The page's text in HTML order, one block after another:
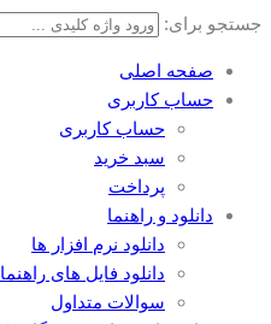
جستجو برای:
صفحه اصلی
حساب کاربری
حساب کاربری
سبد خرید
پرداخت
دانلود و راهنما
دانلود نرم افزار ها
دانلود فایل های راهنما
سوالات متداول